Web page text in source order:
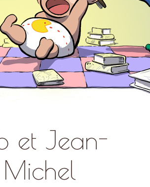
et Jean-
Michel